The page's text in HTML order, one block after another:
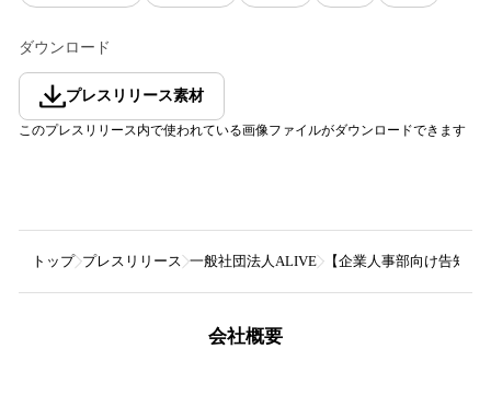
ダウンロード
プレスリリース素材
このプレスリリース内で使われている画像ファイルがダウンロードできます
トップ プレスリリース 一般社団法人ALIVE 【企業人事部向け告知
会社概要